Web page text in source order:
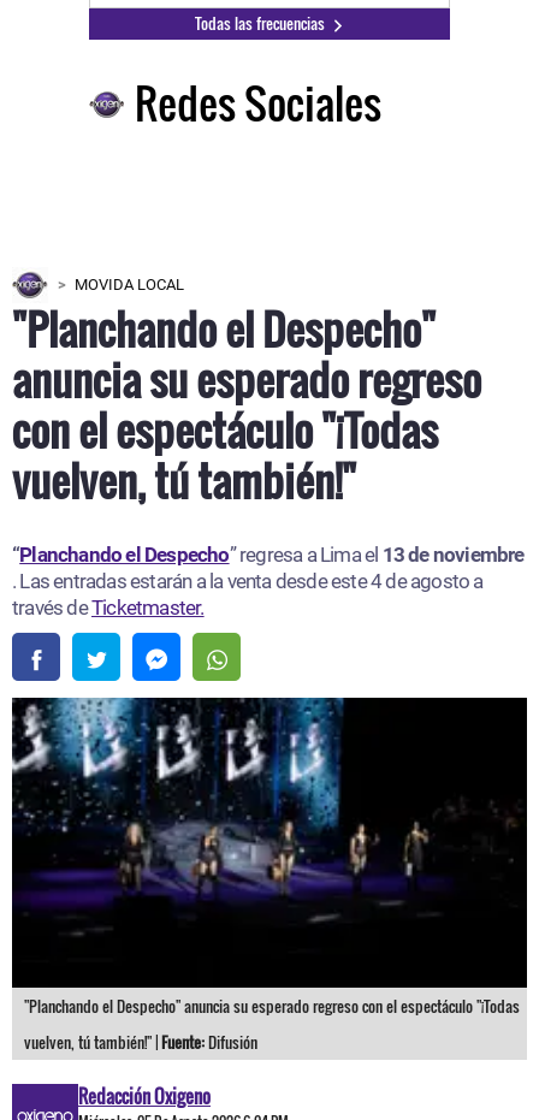
Todas las frecuencias
Redes Sociales
MOVIDA LOCAL
"Planchando el Despecho"
anuncia su esperado regreso
con el espectáculo "¡Todas
vuelven, tú también!"
“Planchando el Despecho” regresa a Lima el 13 de noviembre
. Las entradas estarán a la venta desde este 4 de agosto a
través deTicketmaster.
"Planchando el Despecho" anuncia su esperado regreso con el espectáculo "¡Todas
vuelven, tú también!" |Fuente:Difusión
Redacción Oxigeno